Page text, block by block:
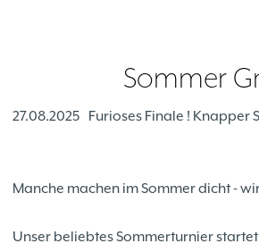
Sommer
27.08.2025 Furioses Finale ! Knapper
Manche machen im Sommer dicht -
Unser beliebtes Sommerturnier startet